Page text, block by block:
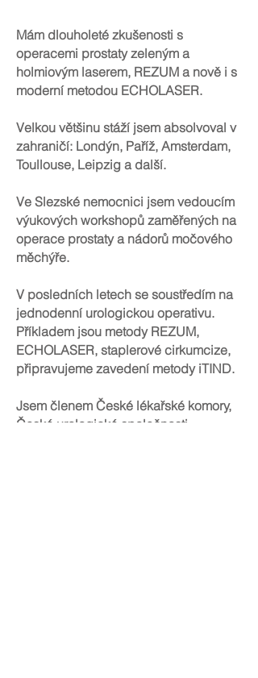
Mám dlouholeté zkušenosti s
operacemi prostaty zeleným a
holmiovým laserem, REZUM a nově i s
moderní metodou ECHOLASER.
Velkou většinu stáží jsem absolvoval v
zahraničí: Londýn, Paříž, Amsterdam,
Toullouse, Leipzig a další.
Ve Slezské nemocnici jsem vedoucím
výukových workshopů zaměřených na
operace prostaty a nádorů močového
měchýře.
V posledních letech se soustředím na
jednodenní urologickou operativu.
Příkladem jsou metody REZUM,
ECHOLASER, staplerové cirkumcize,
připravujeme zavedení metody iTIND.
Jsem členem České lékařské komory,
České urologické společnosti,